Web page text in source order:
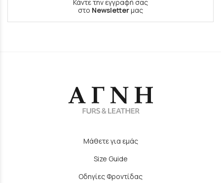
Κάντε την εγγραφή σας
στο Newsletterμας
Μάθετε για εμάς
Size Guide
Οδηγίες Φροντίδας